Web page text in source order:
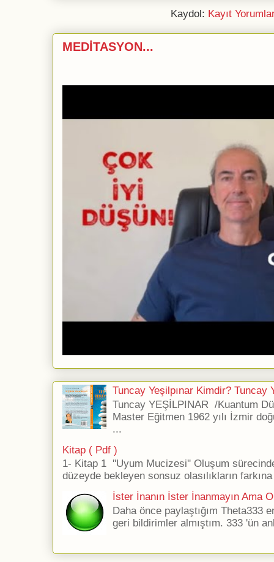
Kaydol: Kayıt
MEDİTASYON...
Tuncay Yeşilpınar Kimdir? Tuncay
Tuncay YEŞİLPINAR /Kuantum
Master Eğitmen 1962 yılı İzmir
...
Kitap ( Pdf )
1- Kitap 1 ''Uyum Mucizesi'' Oluşum
düzeyde bekleyen sonsuz olasılıkların
İster İnanın İster İnanmayın Ama
Daha önce paylaştığım Theta333
geri bildirimler almıştım. 333 'ün